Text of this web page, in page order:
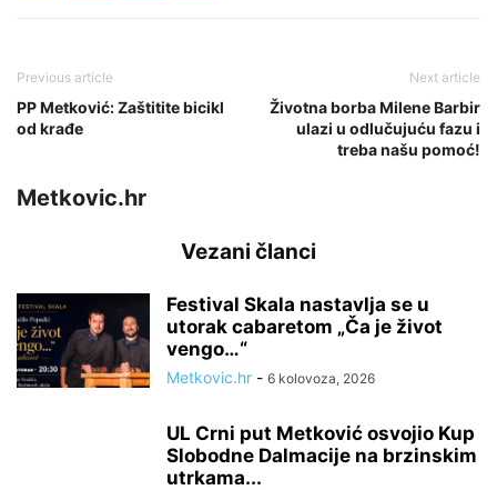
Previous article
PP Metković: Zaštitite bicikl
od krađe
Next article
Životna borba Milene Barbir
ulazi u odlučujuću fazu i
treba našu pomoć!
Metkovic.hr
Vezani članci
Festival Skala nastavlja se u
utorak cabaretom „Ča je život
vengo…“
Metkovic.hr - 6 kolovoza, 2026
UL Crni put Metković osvojio Kup
Slobodne Dalmacije na brzinskim
utrkama...